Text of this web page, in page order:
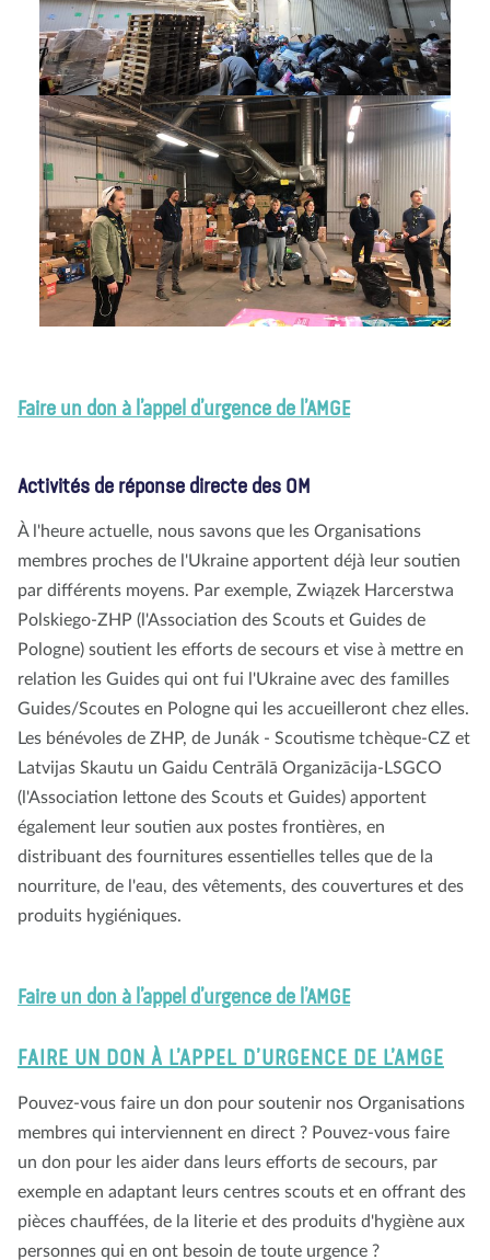
Faire un don à l’appel d’urgence de l’AMGE
Activités de réponse directe des OM
À l'heure actuelle, nous savons que les Organisations
membres proches de l'Ukraine apportent déjà leur soutien
par différents moyens. Par exemple, Związek Harcerstwa
Polskiego-ZHP (l'Association des Scouts et Guides de
Pologne) soutient les efforts de secours et vise à mettre en
relation les Guides qui ont fui l'Ukraine avec des familles
Guides/Scoutes en Pologne qui les accueilleront chez elles.
Les bénévoles de ZHP, de Junák - Scoutisme tchèque-CZ et
Latvijas Skautu un Gaidu Centrālā Organizācija-LSGCO
(l'Association lettone des Scouts et Guides) apportent
également leur soutien aux postes frontières, en
distribuant des fournitures essentielles telles que de la
nourriture, de l'eau, des vêtements, des couvertures et des
produits hygiéniques.
Faire un don à l’appel d’urgence de l’AMGE
FAIRE UN DON À L’APPEL D’URGENCE DE L’AMGE
Pouvez-vous faire un don pour soutenir nos Organisations
membres qui interviennent en direct ? Pouvez-vous faire
un don pour les aider dans leurs efforts de secours, par
exemple en adaptant leurs centres scouts et en offrant des
pièces chauffées, de la literie et des produits d'hygiène aux
personnes qui en ont besoin de toute urgence ?